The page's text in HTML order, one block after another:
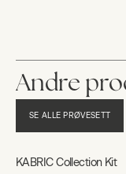
Andre
SE ALLE PRØVESETT
KABRIC Collection Kit